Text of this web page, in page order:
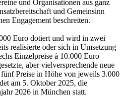
und Organisationen aus ganz
und Gemeinsinn
Engagement beschreiten.
Euro dotiert und wird in zwei
realisierte oder sich in Umsetzung
Einzelpreise à 10.000 Euro
aber vielversprechende neue
Preise in Höhe von jeweils 3.000
am 5. Oktober 2025, die
2026 in München statt.